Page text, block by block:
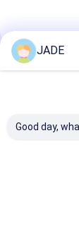
mesh
Mesh
Kategori
JADE
Good day,